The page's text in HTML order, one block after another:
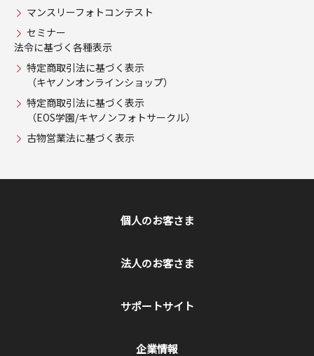
マンスリーフォトコンテスト
セミナー
法令に基づく各種表示
特定商取引法に基づく表示
（キヤノンオンラインショップ）
特定商取引法に基づく表示
（EOS学園/キヤノンフォトサークル）
古物営業法に基づく表示
個人のお客さま
法人のお客さま
サポートサイト
企業情報